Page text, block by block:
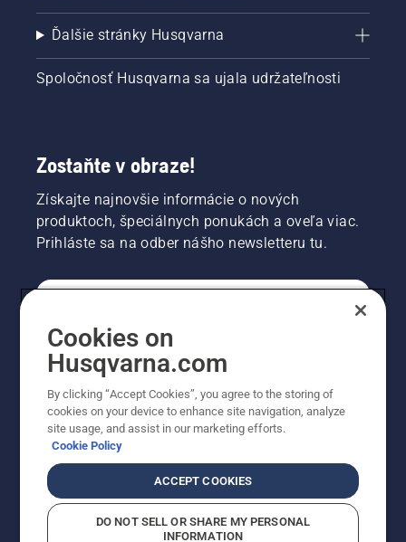
Ďalšie stránky Husqvarna
Spoločnosť Husqvarna sa ujala udržateľnosti
Zostaňte v obraze!
Získajte najnovšie informácie o nových
produktoch, špeciálnych ponukách a oveľa viac.
Prihláste sa na odber nášho newsletteru tu.
PROFESIONÁLNE
Cookies on
Husqvarna.com
By clicking “Accept Cookies”, you agree to the storing of
cookies on your device to enhance site navigation, analyze
site usage, and assist in our marketing efforts.
Cookie Policy
ACCEPT COOKIES
DO NOT SELL OR SHARE MY PERSONAL
INFORMATION